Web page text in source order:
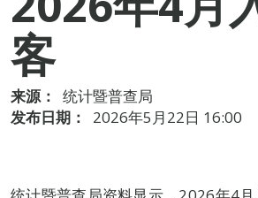
客
来源：
统计暨普查局
发布日期：
2026年5月22日 16:00